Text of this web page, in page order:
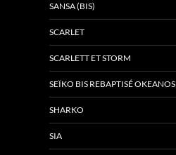
SANSA (BIS)
SCARLET
SCARLETT ET STORM
SEÏKO BIS REBAPTISÉ OKEANOS
SHARKO
SIA